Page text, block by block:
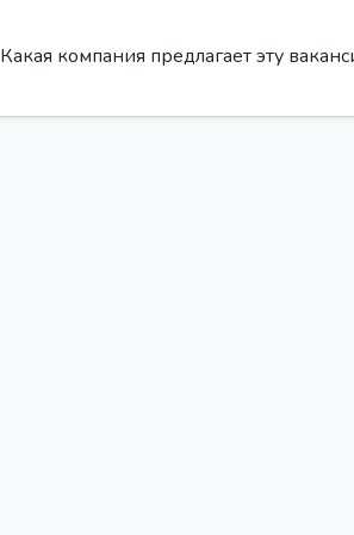
Какая компания предлагает эту